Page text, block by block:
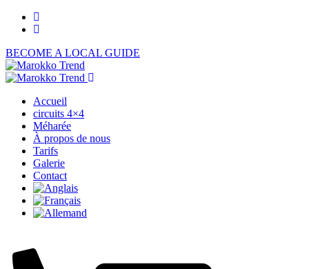
BECOME A LOCAL GUIDE
Accueil
circuits 4×4
Méharée
À propos de nous
Tarifs
Galerie
Contact